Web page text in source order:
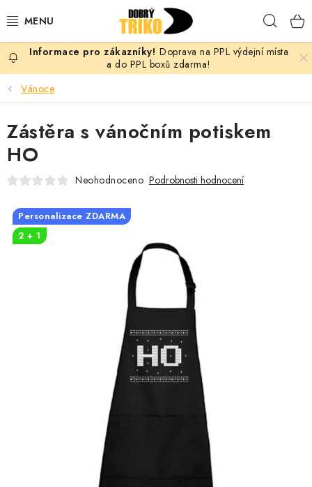
na
PRO ŽENY
PRO MUŽE
PRO DĚTI
PRO PÁRY
VLASTNÍ MOTIV
MÁM SRDCE POMÁHÁM
Doprava na PPL výdejní místa
a do PPL boxů zdarma!
Vánoce
Zástěra s vánočním potiskem
HO
Neohodnoceno Podrobnosti hodnocení
Personalizace ZDARMA
2 + 1